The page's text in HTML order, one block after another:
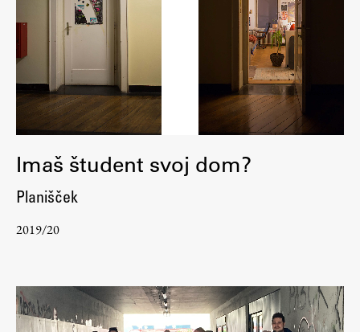
Imaš študent svoj dom?
Planišček
2019/20